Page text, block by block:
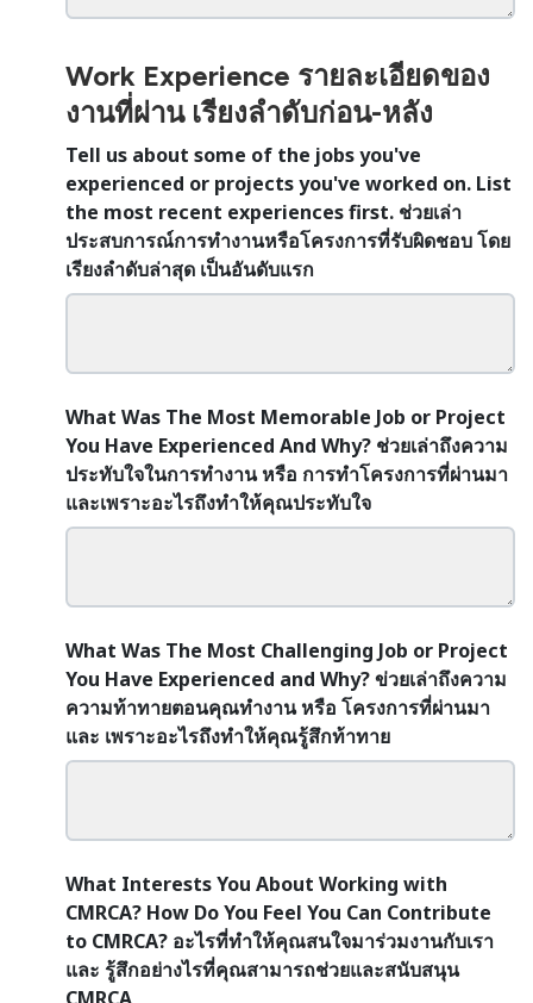
Work Experience รายละเอียดของ
งานที่ผ่าน เรียงลำดับก่อน-หลัง
Tell us about some of the jobs you've
experienced or projects you've worked on. List
the most recent experiences first. ช่วยเล่า
ประสบการณ์การทำงานหรือโครงการที่รับผิดชอบ โดย
เรียงลำดับล่าสุด เป็นอันดับแรก
What Was The Most Memorable Job or Project
You Have Experienced And Why? ช่วยเล่าถึงความ
ประทับใจในการทำงาน หรือ การทำโครงการที่ผ่านมา
และเพราะอะไรถึงทำให้คุณประทับใจ
What Was The Most Challenging Job or Project
You Have Experienced and Why? ข่วยเล่าถึงความ
ความท้าทายตอนคุณทำงาน หรือ โครงการที่ผ่านมา
และ เพราะอะไรถึงทำให้คุณรู้สึกท้าทาย
What Interests You About Working with
CMRCA? How Do You Feel You Can Contribute
to CMRCA? อะไรที่ทำให้คุณสนใจมาร่วมงานกับเรา
และ รู้สึกอย่างไรที่คุณสามารถช่วยและสนับสนุน